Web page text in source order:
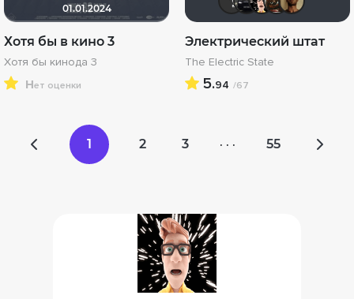
01.01.2024
Хотя бы в кино 3
Хотя бы кинода 3
нет оценки
Электрический штат
The Electric State
5.94 /67
1 2 3 · · · 55